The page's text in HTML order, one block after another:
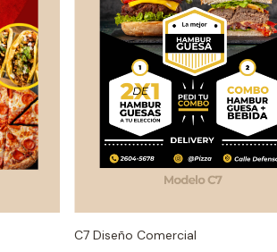
C7 Diseño Comercial